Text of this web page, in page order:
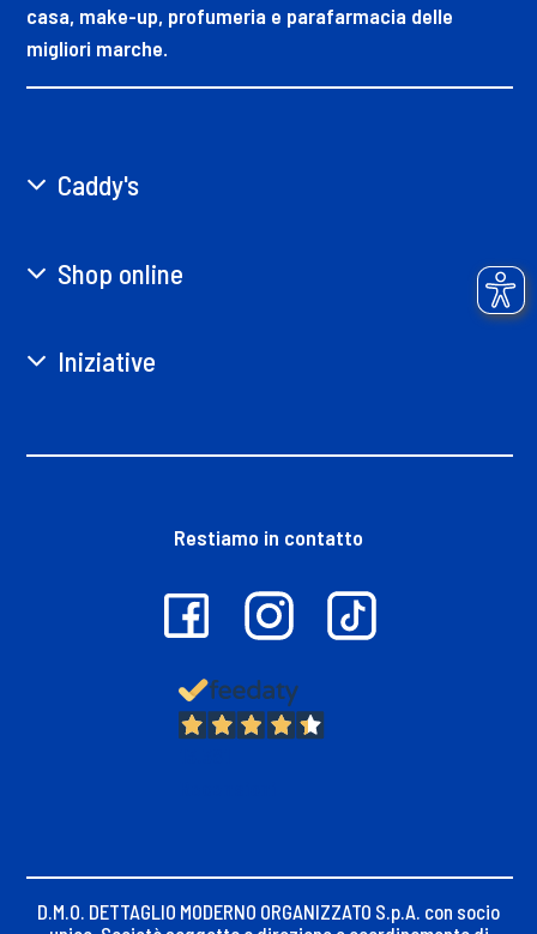
casa, make-up, profumeria e parafarmacia delle
migliori marche.
Caddy's
Shop online
Iniziative
Restiamo in contatto
D.M.O. DETTAGLIO MODERNO ORGANIZZATO S.p.A. con socio